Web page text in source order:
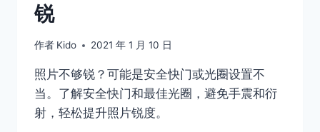
锐
作者 Kido 2021 年 1 月 10 日
照片不够锐？可能是安全快门或光圈设置不
当。了解安全快门和最佳光圈，避免手震和衍
射，轻松提升照片锐度。